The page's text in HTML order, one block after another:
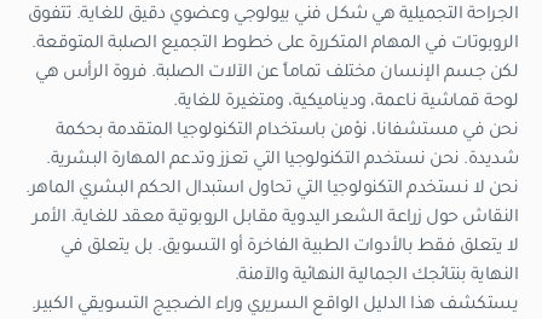
الجراحة التجميلية هي شكل فني بيولوجي وعضوي دقيق للغاية. تتفوق
الروبوتات في المهام المتكررة على خطوط التجميع الصلبة المتوقعة.
لكن جسم الإنسان مختلف تماماً عن الآلات الصلبة. فروة الرأس هي
لوحة قماشية ناعمة، وديناميكية، ومتغيرة للغاية.
نحن في مستشفانا، نؤمن باستخدام التكنولوجيا المتقدمة بحكمة
شديدة. نحن نستخدم التكنولوجيا التي تعزز وتدعم المهارة البشرية.
نحن لا نستخدم التكنولوجيا التي تحاول استبدال الحكم البشري الماهر.
النقاش حول زراعة الشعر اليدوية مقابل الروبوتية معقد للغاية. الأمر
لا يتعلق فقط بالأدوات الطبية الفاخرة أو التسويق. بل يتعلق في
النهاية بنتائجك الجمالية النهائية والآمنة.
يستكشف هذا الدليل الواقع السريري وراء الضجيج التسويقي الكبير.